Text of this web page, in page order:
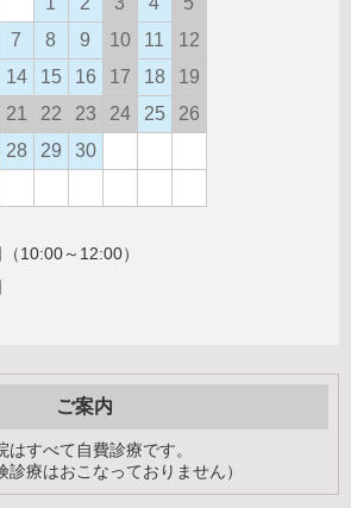
10:00～12:00）
ご案内
はすべて自費診療です。
診療はおこなっておりません）